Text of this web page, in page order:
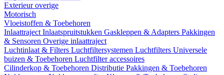
Exterieur overige
Motorisch
Vloeistoffen & Toebehoren
Inlaattraject Inlaatspruitstukken Gaskleppen & Adapters Pakkingen
& Sensoren Overige inlaattraject
Luchtinlaat & Filters Luchtfiltersystemen Luchtfilters Universele
buizen & Toebehoren Luchtfilter accessoires
Cilinderkop & Toebehoren Distributie Pakkingen & Toebehoren